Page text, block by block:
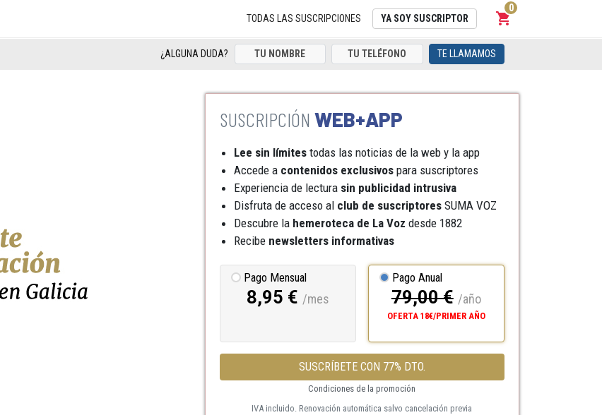
TODAS LAS SUSCRIPCIONES YA SOY SUSCRIPTOR shopping_cart
Carrito
0
¿ALGUNA DUDA? TE LLAMAMOS
WEB+APP
Lee sin límitestodas las noticias de la web y la app
Accede acontenidos exclusivospara suscriptores
Experiencia de lecturasin publicidad intrusiva
Disfruta de acceso alclub de suscriptoresSUMA VOZ
Descubre lahemerotecade La Voz desde 1882
Recibe newsletters informativas
Pago Mensual
8,95 € /mes
Pago Anual
79,00 € /año
OFERTA 18€/PRIMER AÑO
SUSCRÍBETE CON 77% DTO.
Condiciones de la promoción
IVA incluido. Renovación automática salvo cancelación previa